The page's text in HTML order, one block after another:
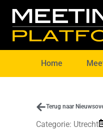
Home
Terug naar
Categorie: Utrecht